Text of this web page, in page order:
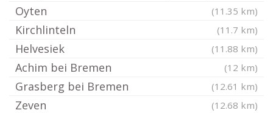
Oyten (11.35 km)
Kirchlinteln (11.7 km)
Helvesiek (11.88 km)
Achim bei Bremen (12 km)
Grasberg bei Bremen (12.61 km)
Zeven (12.68 km)